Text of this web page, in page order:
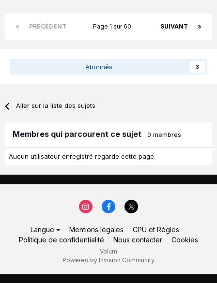
PRÉCÉDENT SUIVANT
Page 1 sur 60
Abonnés 3
Aller sur la liste des sujets
Membres qui parcourent ce sujet 0 membres
Aucun utilisateur enregistré regarde cette page.
Langue Mentions légales
CPU et Règles
Politique de confidentialité
Nous contacter Cookies
Volum
Powered by Invision Community